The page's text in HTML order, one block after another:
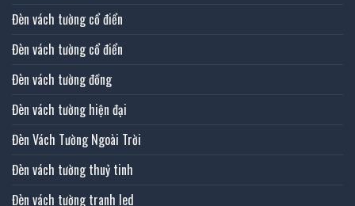
Đèn vách tường cổ điển
Đèn vách tường cổ điển
Đèn vách tường đồng
Đèn vách tường hiện đại
Đèn Vách Tường Ngoài Trời
Đèn vách tường thuỷ tinh
Đèn vách tường tranh led